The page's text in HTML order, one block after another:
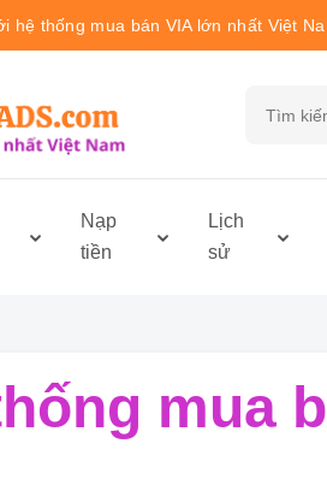
hệ thống mua bán VIA lớn nhất Việt
Nạp
tiền
Lịch
sử
mua